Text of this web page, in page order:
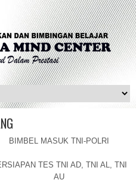
BIMBEL MASUK TNI-POLRI
TES TNI AD, TNI AL, TNI
AU